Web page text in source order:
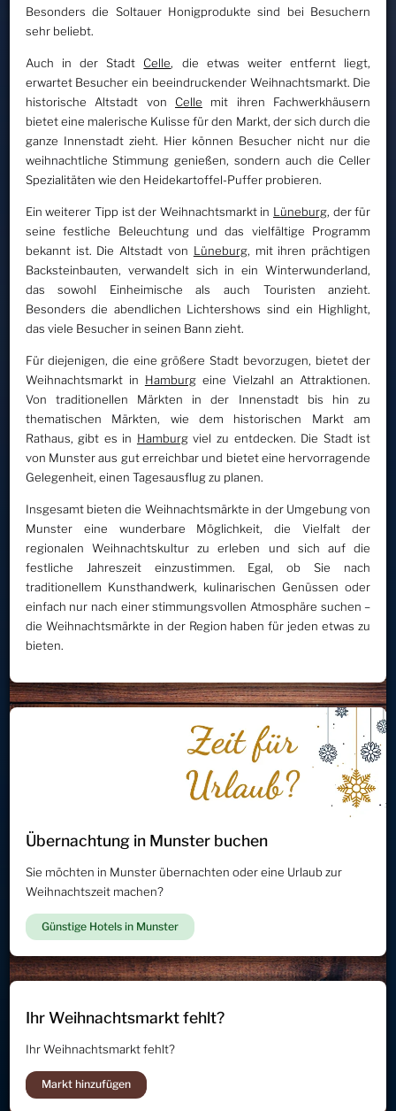
Besonders die Soltauer Honigprodukte sind bei Besuchern
sehr beliebt.
Auch in der Stadt Celle, die etwas weiter entfernt liegt,
erwartet Besucher ein beeindruckender Weihnachtsmarkt. Die
historische Altstadt von Celle mit ihren Fachwerkhäusern
bietet eine malerische Kulisse für den Markt, der sich durch die
ganze Innenstadt zieht. Hier können Besucher nicht nur die
weihnachtliche Stimmung genießen, sondern auch die Celler
Spezialitäten wie den Heidekartoffel-Puffer probieren.
Ein weiterer Tipp ist der Weihnachtsmarkt in Lüneburg, der für
seine festliche Beleuchtung und das vielfältige Programm
bekannt ist. Die Altstadt von Lüneburg, mit ihren prächtigen
Backsteinbauten, verwandelt sich in ein Winterwunderland,
das sowohl Einheimische als auch Touristen anzieht.
Besonders die abendlichen Lichtershows sind ein Highlight,
das viele Besucher in seinen Bann zieht.
Für diejenigen, die eine größere Stadt bevorzugen, bietet der
Weihnachtsmarkt in Hamburgeine Vielzahl an Attraktionen.
Von traditionellen Märkten in der Innenstadt bis hin zu
thematischen Märkten, wie dem historischen Markt am
Rathaus, gibt es in Hamburgviel zu entdecken. Die Stadt ist
von Munster aus gut erreichbar und bietet eine hervorragende
Gelegenheit, einen Tagesausflug zu planen.
Insgesamt bieten die Weihnachtsmärkte in der Umgebung von
Munster eine wunderbare Möglichkeit, die Vielfalt der
regionalen Weihnachtskultur zu erleben und sich auf die
festliche Jahreszeit einzustimmen. Egal, ob Sie nach
traditionellem Kunsthandwerk, kulinarischen Genüssen oder
einfach nur nach einer stimmungsvollen Atmosphäre suchen –
die Weihnachtsmärkte in der Region haben für jeden etwas zu
bieten.
Übernachtung in Munster buchen
Sie möchten in Munster übernachten oder eine Urlaub zur
Weihnachtszeit machen?
Günstige Hotels in Munster
Ihr Weihnachtsmarkt fehlt?
Ihr Weihnachtsmarkt fehlt?
Markt hinzufügen